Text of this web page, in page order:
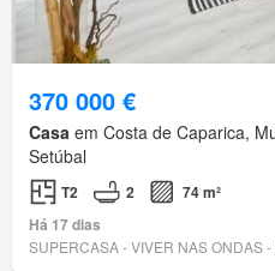
370 000 €
Casa em Costa de Caparica,
Setúbal
T2 2
74 m²
Há 17 dias
SUPERCASA - VIVER NAS ONDAS